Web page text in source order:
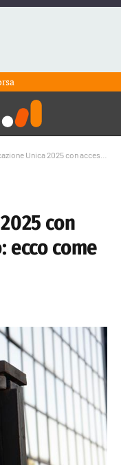
2025 con accesso semplificato: ecco come richiederla
con
ecco come